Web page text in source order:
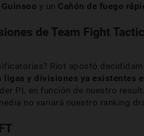
Guinsoo y un Cañón de fuego
de Team Fight
Riot apostó
ligas y divisiones ya existentes
PL en función de nuestro
no variará nuestro ranking